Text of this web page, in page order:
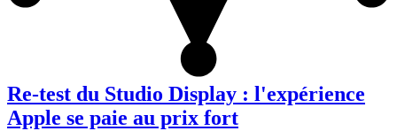
Re-test du Studio Display : l'expérience
Apple se paie au prix fort